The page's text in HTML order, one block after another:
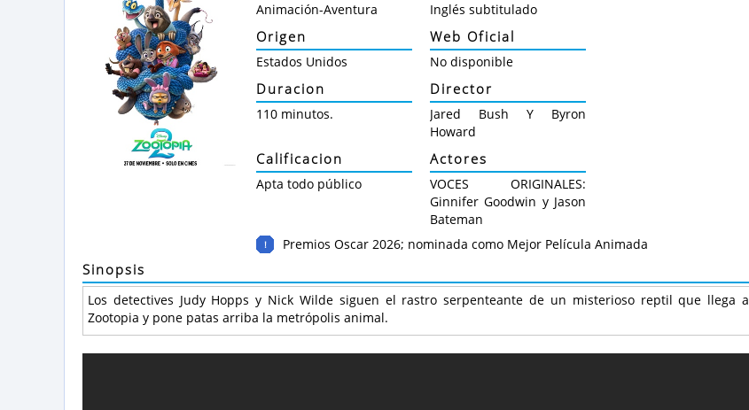
Animación-Aventura Inglés subtitulado
Origen
Estados Unidos
Web Oficial
No disponible
Duracion
110 minutos.
Director
Jared Bush Y Byron
Howard
Calificacion
Apta todo público
Actores
VOCES ORIGINALES:
Ginnifer Goodwin y Jason
Bateman
! Premios Oscar 2026; nominada como Mejor Película Animada
Sinopsis
Los detectives Judy Hopps y Nick Wilde siguen el rastro serpenteante de un misterioso reptil que llega a
Zootopia y pone patas arriba la metrópolis animal.